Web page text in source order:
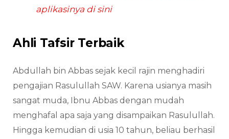
aplikasinya di sini
Ahli Tafsir Terbaik
Abdullah bin Abbas sejak kecil rajin menghadiri
pengajian Rasulullah SAW. Karena usianya masih
sangat muda, Ibnu Abbas dengan mudah
menghafal apa saja yang disampaikan Rasulullah.
Hingga kemudian di usia 10 tahun, beliau berhasil